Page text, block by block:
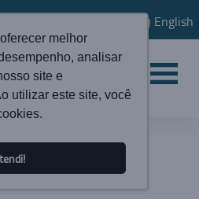
melhor
analisar
site e
utilizar este site, você
English